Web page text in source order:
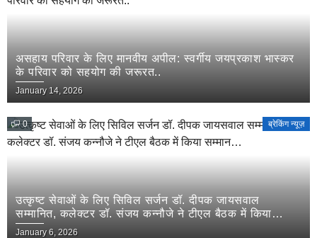
असहाय परिवार के लिए मानवीय अपील: स्वर्गीय जयप्रकाश भास्कर
के परिवार को सहयोग की जरूरत..
January 14, 2026
0 ब्रेकिंग न्यूज़
उत्कृष्ट सेवाओं के लिए सिविल सर्जन डॉ. दीपक जायसवाल
सम्मानित, कलेक्टर डॉ. संजय कन्नौजे ने टीएल बैठक में किया
सम्मान…
January 6, 2026